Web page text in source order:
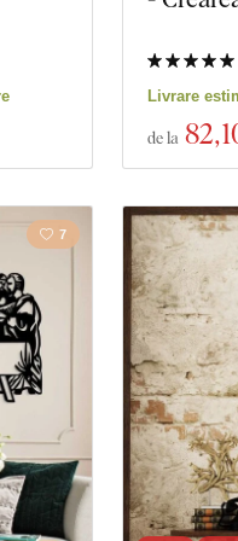
Vizualizare 22
Livrare
de la 82
7